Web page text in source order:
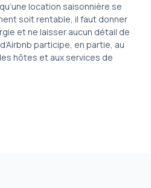
location saisonnière se
soit rentable, il faut donner
et ne laisser aucun détail de
participe, en partie, au
hôtes et aux services de